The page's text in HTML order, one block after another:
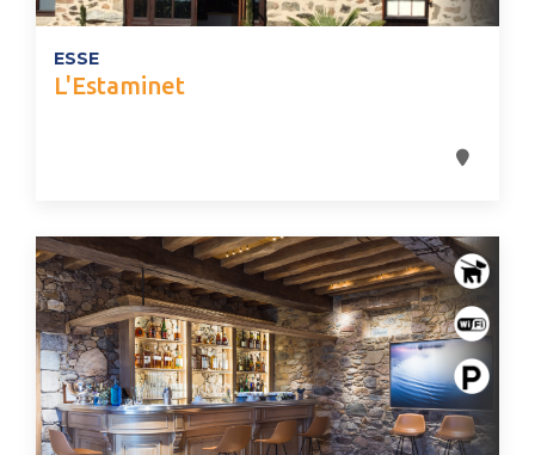
ESSE
L'Estaminet